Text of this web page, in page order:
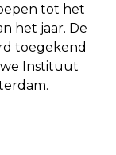
tot het
het jaar. De
toegekend
Instituut